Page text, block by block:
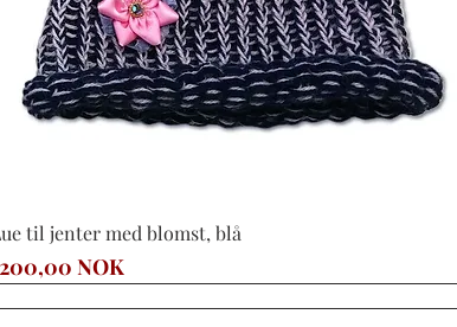
Vista rápida
til jenter med blomst, blå
NOK